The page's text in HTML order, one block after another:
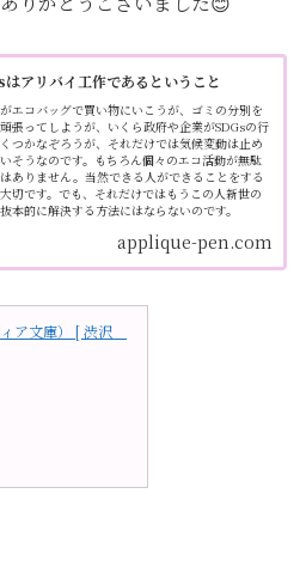
アリバイ工作であるということ
エコバッグで買い物にいこうが、ゴミの分別を
張ってしようが、いくら政府や企業がSDGsの行
つかなぞろうが、それだけでは気候変動は止め
そうなのです。もちろん個々のエコ活動が無駄
ありません。当然できる人ができることをする
切です。でも、それだけではもうこの人新世の
本的に解決する方法にはならないのです。
applique-pen.com
ア文庫） [ 渋沢